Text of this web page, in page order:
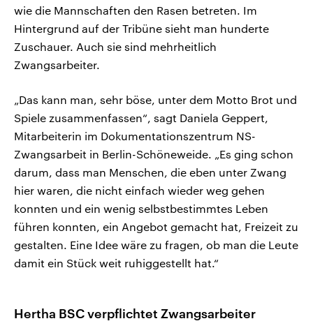
wie die Mannschaften den Rasen betreten. Im
Hintergrund auf der Tribüne sieht man hunderte
Zuschauer. Auch sie sind mehrheitlich
Zwangsarbeiter.
„Das kann man, sehr böse, unter dem Motto Brot und
Spiele zusammenfassen“, sagt Daniela Geppert,
Mitarbeiterin im Dokumentationszentrum NS-
Zwangsarbeit in Berlin-Schöneweide. „Es ging schon
darum, dass man Menschen, die eben unter Zwang
hier waren, die nicht einfach wieder weg gehen
konnten und ein wenig selbstbestimmtes Leben
führen konnten, ein Angebot gemacht hat, Freizeit zu
gestalten. Eine Idee wäre zu fragen, ob man die Leute
damit ein Stück weit ruhiggestellt hat.“
Hertha BSC verpflichtet Zwangsarbeiter